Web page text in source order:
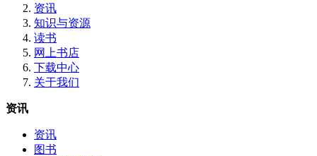
资讯
知识与资源
读书
网上书店
下载中心
关于我们
资讯
资讯
图书